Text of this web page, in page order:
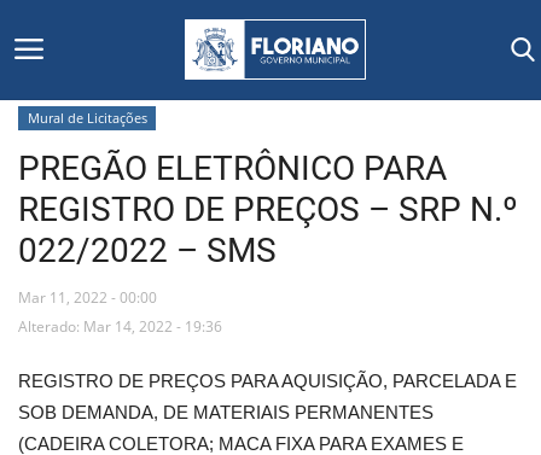
Início
Editais
Floriano
Mural de Licitações
Mural de Licitações
PREGÃO ELETRÔNICO PARA
REGISTRO DE PREÇOS – SRP N.º
022/2022 – SMS
Mar 11, 2022 - 00:00
Alterado: Mar 14, 2022 - 19:36
REGISTRO DE PREÇOS PARA AQUISIÇÃO, PARCELADA E
SOB DEMANDA, DE MATERIAIS PERMANENTES
(CADEIRA COLETORA; MACA FIXA PARA EXAMES E